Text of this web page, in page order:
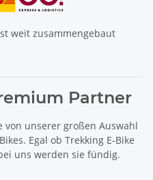
weit zusammengebaut
Partner
von unserer großen Auswahl
Egal ob Trekking E-Bike
uns werden sie fündig.